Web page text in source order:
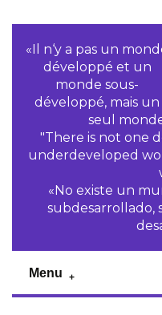
«Il n‘y a pas un
développé et un
monde sous-
développé, mais un
seul
"There is not one
underdeveloped
«No existe un
subdesarrollado,
Menu